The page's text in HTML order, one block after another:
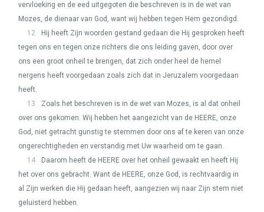
vervloeking en de eed uitgegoten die beschreven is in de wet van
Mozes, de dienaar van God, want wij hebben tegen Hem gezondigd.
12
Hij heeft Zijn woorden gestand gedaan die Hij gesproken heeft
tegen ons en tegen onze richters die ons leiding gaven, door over
ons een groot onheil te brengen, dat zich onder heel de hemel
nergens heeft voorgedaan zoals zich dat in Jeruzalem voorgedaan
heeft.
13
Zoals het beschreven is in de wet van Mozes, is al dat onheil
over ons gekomen. Wij hebben het aangezicht van de HEERE, onze
God, niet getracht gunstig te stemmen door ons af te keren van onze
ongerechtigheden en verstandig met Uw waarheid om te gaan.
14
Daarom heeft de HEERE over het onheil gewaakt en heeft Hij
het over ons gebracht. Want de HEERE, onze God, is rechtvaardig in
al Zijn werken die Hij gedaan heeft, aangezien wij naar Zijn stem niet
geluisterd hebben.